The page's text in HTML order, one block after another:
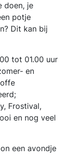
doen, je
potje
Dit kan bij
tot 01.00 uur
en
Frostival,
en nog veel
een avondje